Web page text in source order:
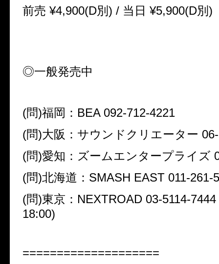
前売 ¥4,900(D別 ) / 当日 ¥5,900(D別 )
◎一般発売中
(問)福岡： BEA 092-712-4221
(問)大阪：サウンドクリエーター
(問)愛知：ズームエンタープライズ
(問)北海道： SMASH EAST 011-261-
(問)東京： NEXTROAD 03-5114-7444
18:00)
====================